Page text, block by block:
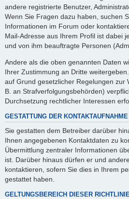
andere registrierte Benutzer,
Wenn Sie Fragen dazu haben, suchen
Informationen im Forum oder
Mail-Adresse aus Ihrem Profil ist dabei
und von ihm beauftragte Personen
Andere als die oben genannten Daten
Ihrer Zustimmung an Dritte
auf Grund gesetzlicher Regelungen zur
B. an Strafverfolgungsbehörden)
Durchsetzung rechtlicher Interessen
GESTATTUNG DER KONTAKTAUFNAHME
Sie gestatten dem Betreiber darüber
Ihnen angegebenen Kontaktdaten zu
Übermittlung zentraler Informationen
ist. Darüber hinaus dürfen er und
kontaktieren, sofern Sie dies in Ihrem
gestattet haben.
GELTUNGSBEREICH DIESER